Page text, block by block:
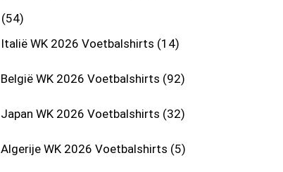
54
Italië WK 2026 Voetbalshirts 14
België WK 2026 Voetbalshirts 92
Japan WK 2026 Voetbalshirts 32
Algerije WK 2026 Voetbalshirts 5